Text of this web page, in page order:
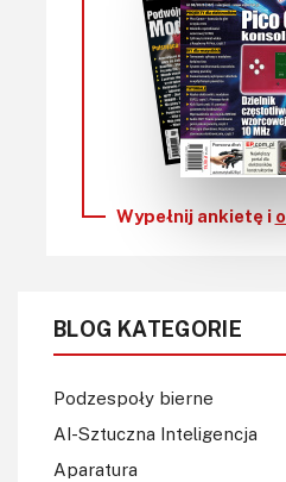
Wypełnij ankietę i
BLOG KATEGORIE
Podzespoły bierne
AI-Sztuczna Inteligencja
Aparatura